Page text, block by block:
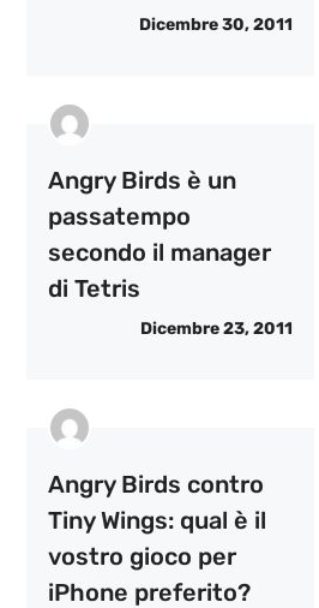
Dicembre 30, 2011
Angry Birds è un
passatempo
secondo il manager
di Tetris
Dicembre 23, 2011
Angry Birds contro
Tiny Wings: qual è il
vostro gioco per
iPhone preferito?